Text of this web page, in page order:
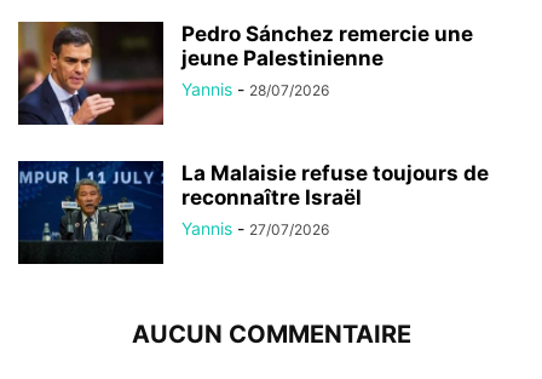
Pedro Sánchez remercie une
jeune Palestinienne
Yannis - 28/07/2026
La Malaisie refuse toujours de
reconnaître Israël
Yannis - 27/07/2026
AUCUN COMMENTAIRE